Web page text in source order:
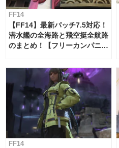
FF14
【FF14】最新パッチ7.5対応！
潜水艦の全海路と飛空挺全航路
のまとめ！【フリーカンパニ
FF14